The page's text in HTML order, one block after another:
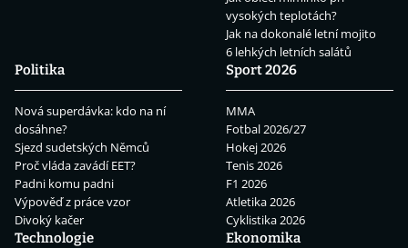
vysokých teplotách?
Jak na dokonalé letní mojito
6 lehkých letních salátů
Politika
Nová superdávka: kdo na ní
dosáhne?
Sjezd sudetských Němců
Proč vláda zavádí EET?
Padni komu padni
Výpověď z práce vzor
Divoký kačer
Sport 2026
MMA
Fotbal 2026/27
Hokej 2026
Tenis 2026
F1 2026
Atletika 2026
Cyklistika 2026
Technologie
Ekonomika